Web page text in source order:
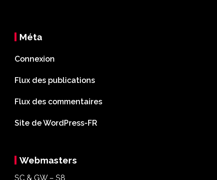
Méta
Connexion
Flux des publications
Flux des commentaires
Site de WordPress-FR
Webmasters
SC & GW – S8